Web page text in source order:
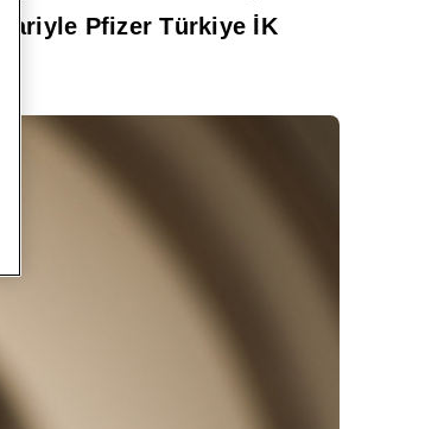
Pfizer Türkiye İK